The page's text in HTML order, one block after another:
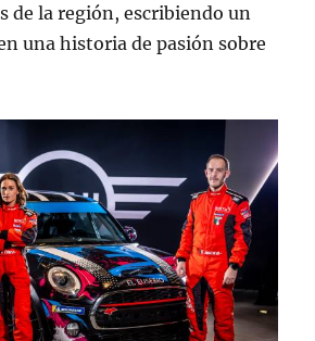
de la región, escribiendo un
una historia de pasión sobre